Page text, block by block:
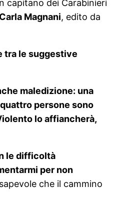
capitano dei Carabinieri
Carla Magnani, edito da
tra le suggestive
maledizione: una
persone sono
lo affiancherà,
le difficoltà
per non
che il cammino